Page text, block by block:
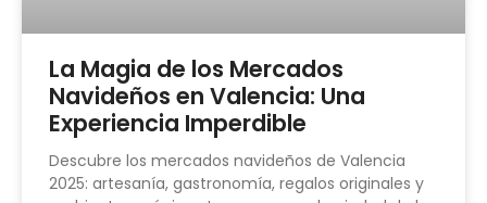
La Magia de los Mercados
Navideños en Valencia: Una
Experiencia Imperdible
Descubre los mercados navideños de Valencia
2025: artesanía, gastronomía, regalos originales y